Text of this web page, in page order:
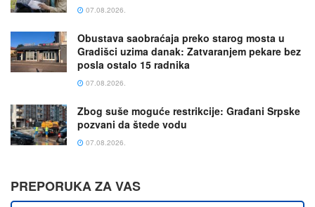
07.08.2026.
Obustava saobraćaja preko starog mosta u
Gradišci uzima danak: Zatvaranjem pekare bez
posla ostalo 15 radnika
07.08.2026.
Zbog suše mogućе restrikcije: Građani Srpske
pozvani da štede vodu
07.08.2026.
PREPORUKA ZA VAS